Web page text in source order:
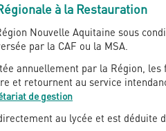
à la Restauration
Nouvelle Aquitaine sous
par la CAF ou la MSA.
annuellement par la Région,
et retournent au service
de gestion
au lycée et est déduite